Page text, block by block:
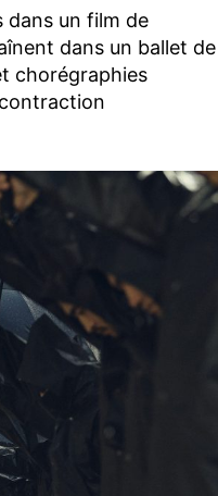
dans un film de
dans un ballet de
chorégraphies